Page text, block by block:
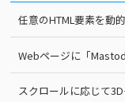
任意のHTML要素を動
Webページに「
スクロールに応じて